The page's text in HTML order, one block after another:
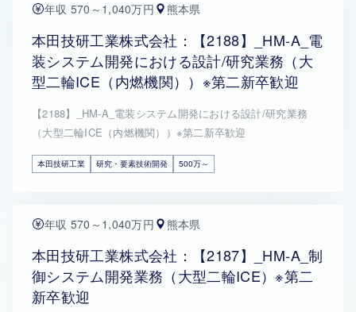
年収 570～1,040万円 熊本県
本田技研工業株式会社：【2188】_HM-A_電
装システム開発における設計/研究業務（大
型二輪ICE（内燃機関））※第二新卒歓迎
【2188】_HM-A_電装システム開発における設計/研究業務
（大型二輪ICE（内燃機関））※第二新卒歓迎
本田技研工業 研究・要素技術開発 500万～
年収 570～1,040万円 熊本県
本田技研工業株式会社：【2187】_HM-A_制
御システム開発業務（大型二輪ICE）※第二
新卒歓迎